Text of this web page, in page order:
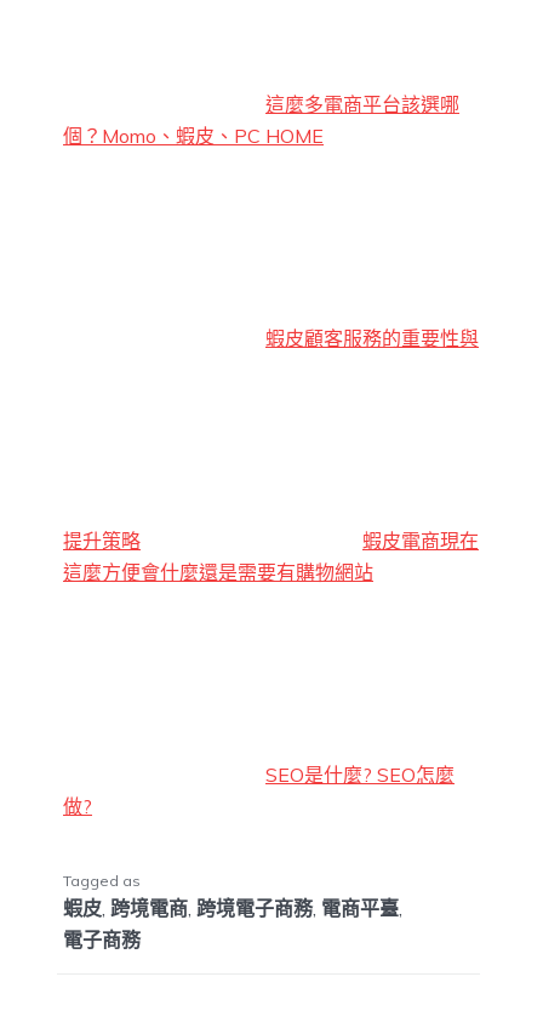
這麼多電商平台該選哪
個？Momo、蝦皮、PC HOME
蝦皮顧客服務的重要性與
提升策略
蝦皮電商現在
這麼方便會什麼還是需要有購物網站
SEO是什麼? SEO怎麼
做?
Tagged as
蝦皮 跨境電商 跨境電子商務, 電商平臺
電子商務